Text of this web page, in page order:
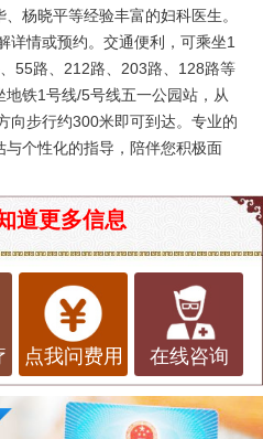
杨晓平等经验丰富的妇科医生。
详情或预约。交通便利，可乘坐1
55路、212路、203路、128路等
铁1号线/5号线五一公园站，从
向步行约300米即可到达。专业的
个性化的指导，陪伴您积极面
道更多信息
点我问费用 在线咨询